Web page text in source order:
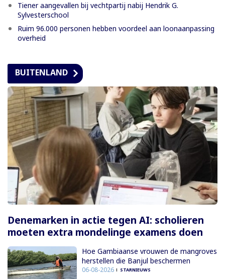
Tiener aangevallen bij vechtpartij nabij Hendrik G.
Sylvesterschool
Ruim 96.000 personen hebben voordeel aan loonaanpassing
overheid
BUITENLAND
Denemarken in actie tegen AI: scholieren
moeten extra mondelinge examens doen
Hoe Gambiaanse vrouwen de mangroves
herstellen die Banjul beschermen
06-08-2026 STARNIEUWS